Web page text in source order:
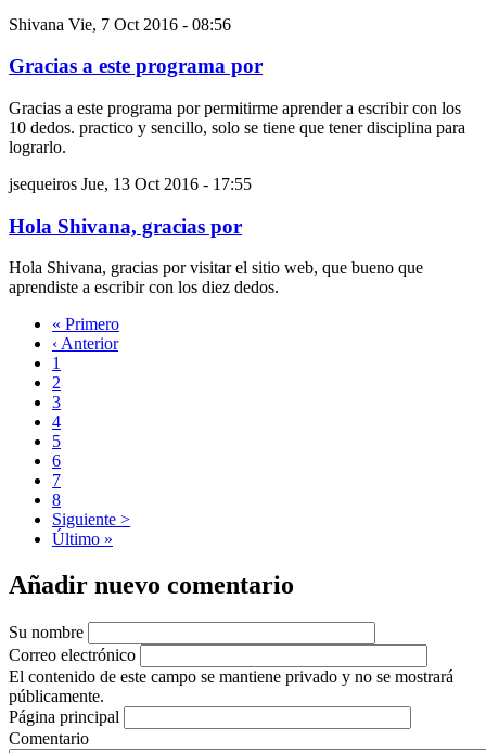
Shivana Vie, 7 Oct 2016 - 08:56
Gracias a este programa por
Gracias a este programa por permitirme aprender a escribir con los
10 dedos. practico y sencillo, solo se tiene que tener disciplina para
lograrlo.
jsequeiros Jue, 13 Oct 2016 - 17:55
Hola Shivana, gracias por
Hola Shivana, gracias por visitar el sitio web, que bueno que
aprendiste a escribir con los diez dedos.
Paginación
Primera
página
« Primero
Página
anterior
‹ Anterior
Página
1
Página
2
Página
3
Página
4
Página
5
Página
6
Página
7
Página
8
Siguiente
página
Siguiente >
Última
Último »
Añadir nuevo comentario
Su nombre
Correo electrónico
El contenido de este campo se mantiene privado y no se mostrará
públicamente.
Página principal
Comentario